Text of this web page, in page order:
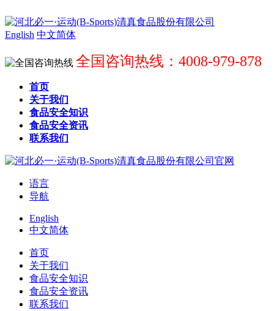
English 中文简体
全国咨询热线：4008-979-878
首页
关于我们
食品安全知识
食品安全资讯
联系我们
语言
导航
English
中文简体
首页
关于我们
食品安全知识
食品安全资讯
联系我们